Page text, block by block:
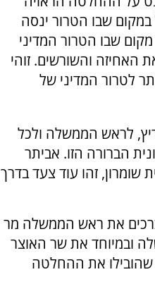
שבו הטרור ינסה
שבו הטרור המדיני
האחיזה והשורשים. זוהי
לטרור המדיני של
לראש הממשלה ולכל
הברורה הזו. אביתר
שומרון, זהו עוד צעד בדרך
את ראש הממשלה מר
ובמיוחד את שר האוצר
שהובילו את ההחלטה